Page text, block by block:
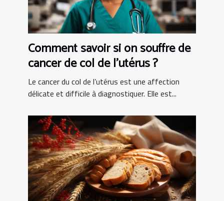
Comment savoir si on souffre de
cancer de col de l’utérus ?
Le cancer du col de l’utérus est une affection
délicate et difficile à diagnostiquer. Elle est...